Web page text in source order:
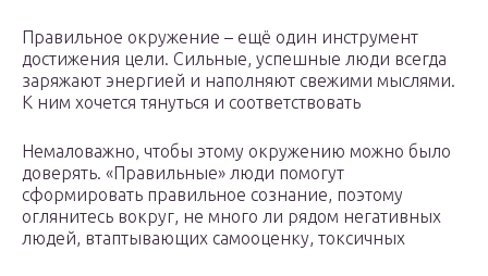
Правильное окружение – ещё один инструмент
достижения цели. Сильные, успешные люди всегда
заряжают энергией и наполняют свежими мыслями.
К ним хочется тянуться и соответствовать
Немаловажно, чтобы этому окружению можно было
доверять. «Правильные» люди помогут
сформировать правильное сознание, поэтому
оглянитесь вокруг, не много ли рядом негативных
людей, втаптывающих самооценку, токсичных